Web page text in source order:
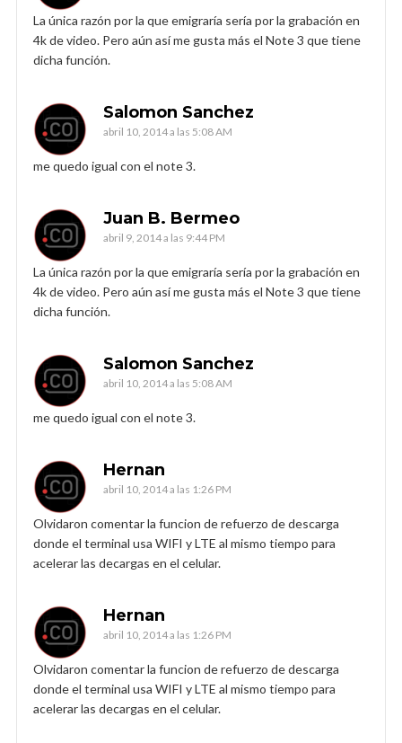
La única razón por la que emigraría sería por la grabación en
4k de video. Pero aún así me gusta más el Note 3 que tiene
dicha función.
Salomon Sanchez
abril 10, 2014 a las 5:08 AM
me quedo igual con el note 3.
Juan B. Bermeo
abril 9, 2014 a las 9:44 PM
La única razón por la que emigraría sería por la grabación en
4k de video. Pero aún así me gusta más el Note 3 que tiene
dicha función.
Salomon Sanchez
abril 10, 2014 a las 5:08 AM
me quedo igual con el note 3.
Hernan
abril 10, 2014 a las 1:26 PM
Olvidaron comentar la funcion de refuerzo de descarga
donde el terminal usa WIFI y LTE al mismo tiempo para
acelerar las decargas en el celular.
Hernan
abril 10, 2014 a las 1:26 PM
Olvidaron comentar la funcion de refuerzo de descarga
donde el terminal usa WIFI y LTE al mismo tiempo para
acelerar las decargas en el celular.